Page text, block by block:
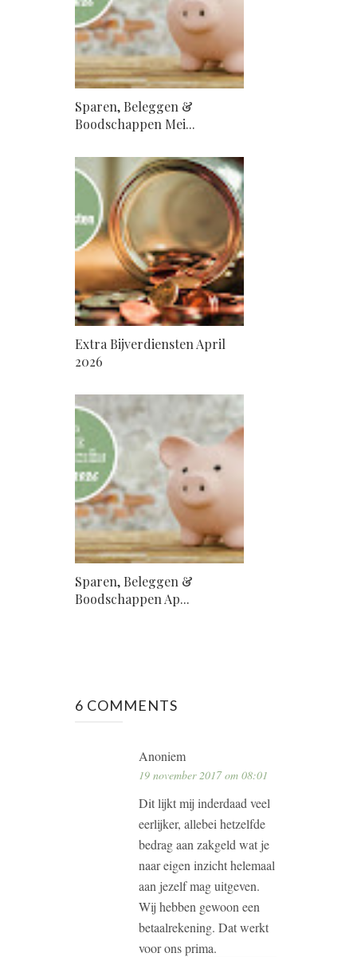
Sparen, Beleggen &
Boodschappen Mei...
Extra Bijverdiensten April
2026
Sparen, Beleggen &
Boodschappen Ap...
6 COMMENTS
Anoniem
19 november 2017 om 08:01
Dit lijkt mij inderdaad veel
eerlijker, allebei hetzelfde
bedrag aan zakgeld wat je
naar eigen inzicht helemaal
aan jezelf mag uitgeven.
Wij hebben gewoon een
betaalrekening. Dat werkt
voor ons prima.